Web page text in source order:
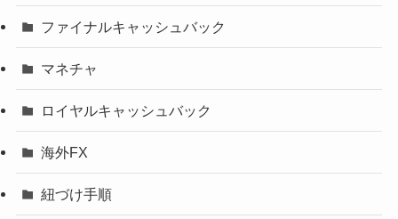
ファイナルキャッシュバック
マネチャ
ロイヤルキャッシュバック
海外FX
紐づけ手順